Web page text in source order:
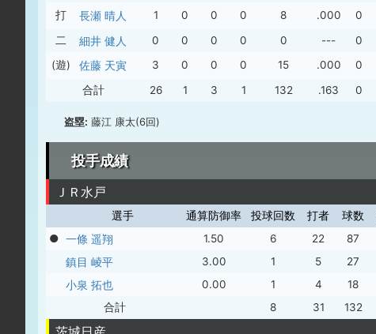
打 長瀬 晴人 1 0 0 0 8 .000 0
二 細井 健人 0 0 0 0 0 ---
0
(遊)
佐藤 天寅 3 0 0 0 15 .000 0
合計 26 1 3 1 132 .163 0
盗塁: 藤江 康太(6回)
投手成績
ＪＲ水戸
選手 通算防御率 投球回数 打者 球数
● 一條 遥翔 1.50 6 22 87
鎮目 崚平 3.00 1 5 27
小泉 拓也 0.00 1 4 18
合計
8 31 132